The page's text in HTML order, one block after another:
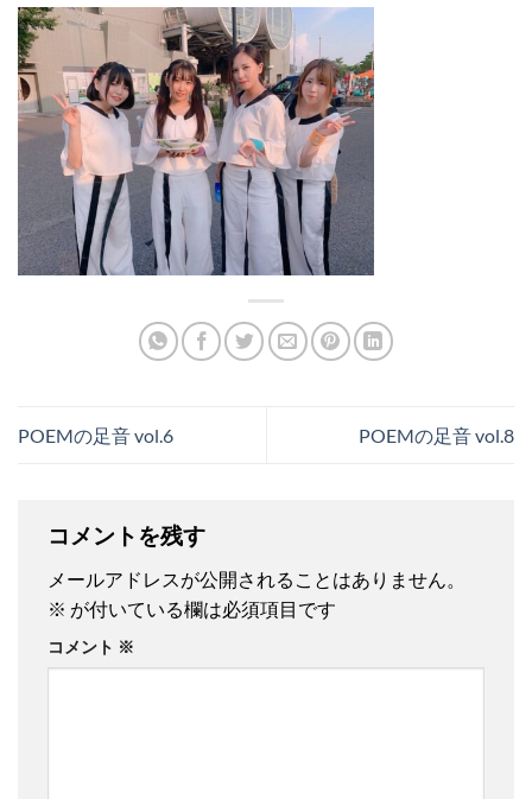
POEMの足音 vol.6 POEMの足音 vol.8
コメントを残す
メールアドレスが公開されることはありません。
※ が付いている欄は必須項目です
コメント ※